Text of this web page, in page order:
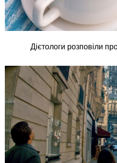
Дієтологи розповіли